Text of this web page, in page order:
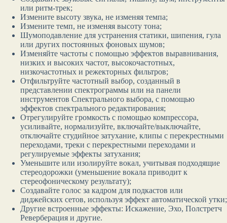
или ритм-трек;
Измените высоту звука, не изменяя темпа;
Измените темп, не изменяя высоту тона;
Шумоподавление для устранения статики, шипения, гула
или других постоянных фоновых шумов;
Изменяйте частоты с помощью эффектов выравнивания,
низких и высоких частот, высокочастотных,
низкочастотных и режекторных фильтров;
Отфильтруйте частотный выбор, созданный в
представлении спектрограммы или на панели
инструментов Спектрального выбора, с помощью
эффектов спектрального редактирования;
Отрегулируйте громкость с помощью компрессора,
усиливайте, нормализуйте, включайте/выключайте,
отключайте студийное затухание, клипы с перекрестными
переходами, треки с перекрестными переходами и
регулируемые эффекты затухания;
Уменьшите или изолируйте вокал, учитывая подходящие
стереодорожки (уменьшение вокала приводит к
стереофоническому результату);
Создавайте голос за кадром для подкастов или
диджейских сетов, используя эффект автоматической утки;
Другие встроенные эффекты: Искажение, Эхо, Полстретч
Реверберация и другие.